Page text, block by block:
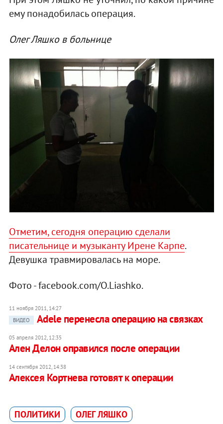
ему понадобилась операция.
Олег Ляшко в больнице
Отметим, сегодня операцию сделали
писательнице и музыканту Ирене Карпе.
Девушка травмировалась на море.
Фото - facebook.com/O.Liashko.
11 ноября 2011, 14:27
ВИДЕО
Adele перенесла операцию на связках
05 апреля 2012, 12:35
Ален Делон оправился после операции
14 сентября 2012, 14:38
Алексея Кортнева готовят к операции
ПОЛИТИКИ ОЛЕГ ЛЯШКО